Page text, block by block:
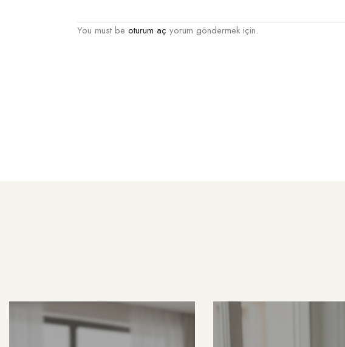
You must be oturum aç yorum göndermek için.